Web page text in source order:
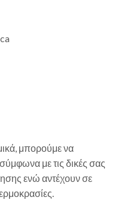
μπορούμε να
με τις δικές σας
ενώ αντέχουν σε